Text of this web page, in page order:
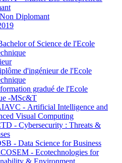
Diplomant
of Science de l'Ecole
d'ingénieur de l'Ecole
gradué de l'Ecole
-MSc&T
- Artificial Intelligence and
Visual Computing
- Cybersecurity : Threats &
- Data Science for Business
- Ecotechnologies for
& Environment